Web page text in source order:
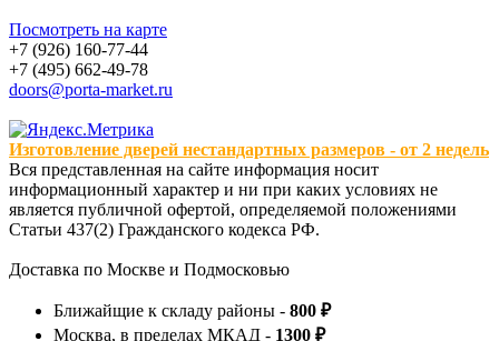
Посмотреть на карте
+7 (926) 160-77-44
+7 (495) 662-49-78
doors@porta-market.ru
Изготовление дверей нестандартных размеров - от 2 недель
Вся представленная на сайте информация носит
информационный характер и ни при каких условиях не
является публичной офертой, определяемой положениями
Статьи 437(2) Гражданского кодекса РФ.
Доставка по Москве и Подмосковью
Ближайщие к складу районы - 800 ₽
Москва, в пределах МКАД - 1300 ₽